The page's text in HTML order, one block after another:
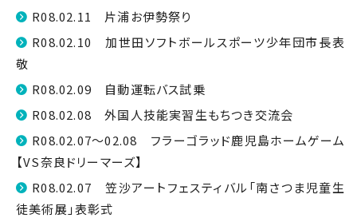
R08.02.11 片浦お伊勢祭り
R08.02.10 加世田ソフトボールスポーツ少年団市長表
敬
R08.02.09 自動運転バス試乗
R08.02.08 外国人技能実習生もちつき交流会
R08.02.07～02.08 フラーゴラッド鹿児島ホームゲーム
【VS奈良ドリーマーズ】
R08.02.07 笠沙アートフェスティバル「南さつま児童生
徒美術展」表彰式